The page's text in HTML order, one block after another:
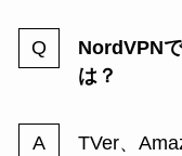
NordVPN
は？
TVer、